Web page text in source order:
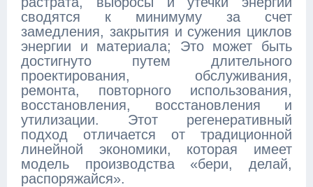
сводятся к минимуму за счет
замедления, закрытия и сужения циклов
энергии и материала; Это может быть
достигнуто путем длительного
проектирования, обслуживания,
ремонта, повторного использования,
восстановления, восстановления и
утилизации. Этот регенеративный
подход отличается от традиционной
линейной экономики, которая имеет
модель производства «бери, делай,
распоряжайся».